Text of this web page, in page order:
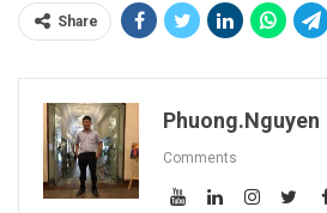
Share
Phuong.nguyen
Comments